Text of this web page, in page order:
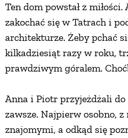
Ten dom powstał z miłości.
zakochać się w Tatrach i
architekturze. Żeby pchać
kilkadziesiąt razy w roku,
prawdziwym góralem.
Anna i Piotr przyjeżdżali do
zawsze. Najpierw osobno,
znajomymi, a odkąd się